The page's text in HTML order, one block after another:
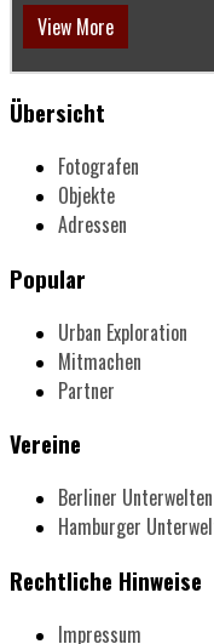
View More
Übersicht
Fotografen
Objekte
Adressen
Popular
Urban Exploration
Mitmachen
Partner
Vereine
Berliner Unterwelten
Hamburger
Rechtliche Hinweise
Impressum